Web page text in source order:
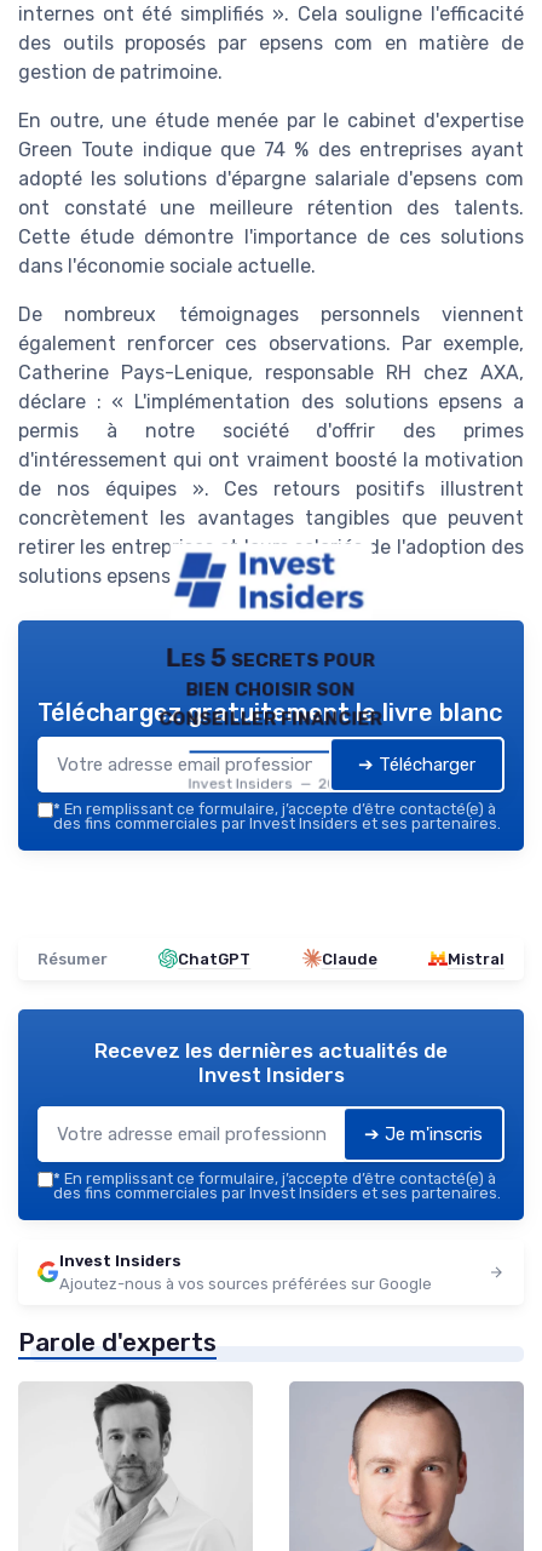
internes ont été simplifiés ». Cela souligne l'efficacité
des outils proposés par epsens com en matière de
gestion de patrimoine.
En outre, une étude menée par le cabinet d'expertise
Green Toute indique que 74 % des entreprises ayant
adopté les solutions d'épargne salariale d'epsens com
ont constaté une meilleure rétention des talents.
Cette étude démontre l'importance de ces solutions
dans l'économie sociale actuelle.
De nombreux témoignages personnels viennent
également renforcer ces observations. Par exemple,
Catherine Pays-Lenique, responsable RH chez AXA,
déclare : « L'implémentation des solutions epsens a
permis à notre société d'offrir des primes
d'intéressement qui ont vraiment boosté la motivation
de nos équipes ». Ces retours positifs illustrent
concrètement les avantages tangibles que peuvent
retirer les entreprises et leurs salariés de l'adoption des
solutions epsens com.
Les 5 secrets pour
bien choisir son
conseiller financier
Invest Insiders — 2026
Téléchargez gratuitement le livre blanc
➔ Télécharger
* En remplissant ce formulaire, j’accepte d’être contacté(e) à
des fins commerciales par Invest Insiders et ses partenaires.
Résumer ChatGPT Claude Mistral
Recevez les dernières actualités de
Invest Insiders
➔ Je m'inscris
* En remplissant ce formulaire, j’accepte d’être contacté(e) à
des fins commerciales par Invest Insiders et ses partenaires.
Invest Insiders
Ajoutez-nous à vos sources préférées sur Google
Parole d'experts